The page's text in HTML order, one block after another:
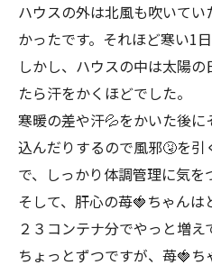
ハウスの外は北風も吹いて
かったです。それほど寒い1日
しかし、ハウスの中は太陽の
たら汗をかくほどでした。
寒暖の差や汗💦をかいた後に
込んだりするので風邪🤧を引
で、しっかり体調管理に気を
そして、肝心の苺🍓ちゃんは
２３コンテナ分でやっと増え
ちょっとずつですが、苺🍓ち